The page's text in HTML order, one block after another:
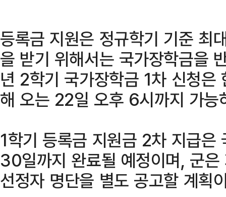
등록금 지원은 정규학기 기준 최
을 받기 위해서는 국가장학금을
년 2학기 국가장학금 1차 신청은
해 오는 22일 오후 6시까지 가능
1학기 등록금 지원금 2차 지급은
30일까지 완료될 예정이며, 군
선정자 명단을 별도 공고할 계획